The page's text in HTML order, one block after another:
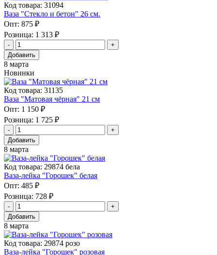
Код товара: 31094
Ваза "Стекло и бетон" 26 см.
Опт: 875 ₽
Розница: 1 313 ₽
Добавить
8 марта
Новинки
Код товара: 31135
Ваза "Матовая чёрная" 21 см
Опт: 1 150 ₽
Розница: 1 725 ₽
Добавить
8 марта
Код товара: 29874 бела
Ваза-лейка "Горошек" белая
Опт: 485 ₽
Розница: 728 ₽
Добавить
8 марта
Код товара: 29874 розо
Ваза-лейка "Горошек" розовая